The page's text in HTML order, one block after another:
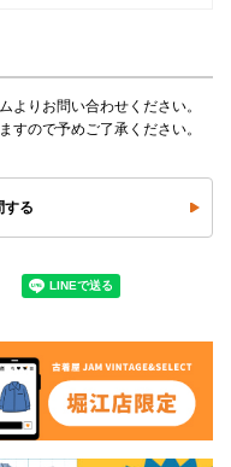
よりお問い合わせください。
すので予めご了承ください。
する